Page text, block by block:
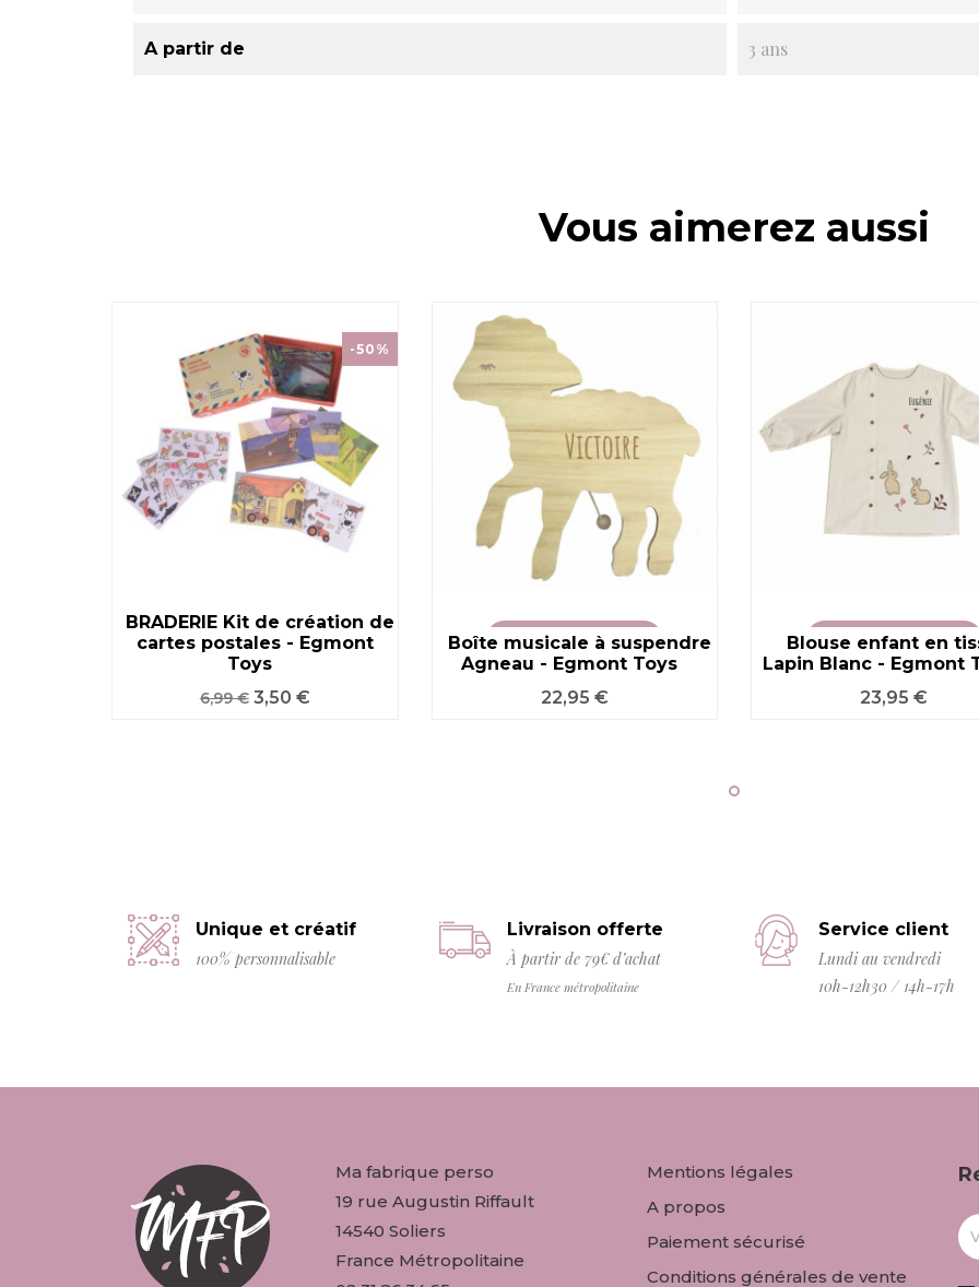
A partir de 3 ans
Vous aimerez aussi
BRADERIE Kit de création de
cartes postales - Egmont
Toys
Prix
6,99 € Prix
3,50 €
-50%
VOIR LE PRODUIT
Boîte musicale à suspendre
Agneau - Egmont Toys
Prix
22,95 €
VOIR LE PRODUIT
Blouse enfant en
Lapin Blanc - Egmont
Prix
23,95 €
VOIR LE PRODUIT
Unique et créatif
100% personnalisable
Livraison offerte
À partir de 79€ d’achat
En France métropolitaine
Service client
Lundi au vendredi
10h-12h30 / 14h-17h
Ma fabrique perso
19 rue Augustin Riffault
14540 Soliers
France Métropolitaine
Mentions légales
A propos
Paiement sécurisé
Conditions générales de vente